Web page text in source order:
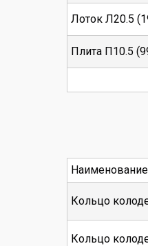
Лоток Л20.5
Плита П10.5
Наименование
Кольцо
Кольцо